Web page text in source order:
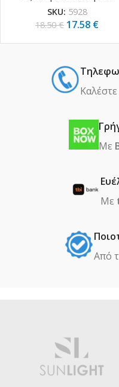
SKU: 5928
18.50€ 17.58 €
Με
Με
Από